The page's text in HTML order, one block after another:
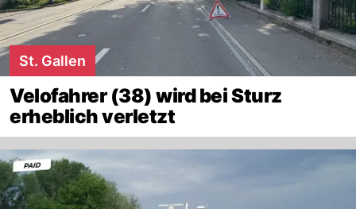
St. Gallen
Velofahrer (38) wird bei Sturz
erheblich verletzt